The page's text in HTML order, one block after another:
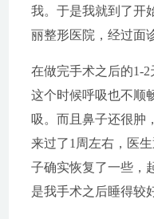
我。于是我就到了开
丽整形医院，经过面
在做完手术之后的1-2
这个时候呼吸也不顺
吸。而且鼻子还很肿
来过了1周左右，医
子确实恢复了一些，
是我手术之后睡得较